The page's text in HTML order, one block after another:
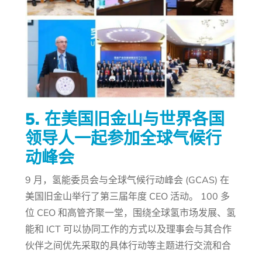
5. 在美国旧金山与世界各国
领导人一起参加全球气候行
动峰会
9 月，氢能委员会与全球气候行动峰会 (GCAS) 在
美国旧金山举行了第三届年度 CEO 活动。 100 多
位 CEO 和高管齐聚一堂，围绕全球氢市场发展、氢
能和 ICT 可以协同工作的方式以及理事会与其合作
伙伴之间优先采取的具体行动等主题进行交流和合